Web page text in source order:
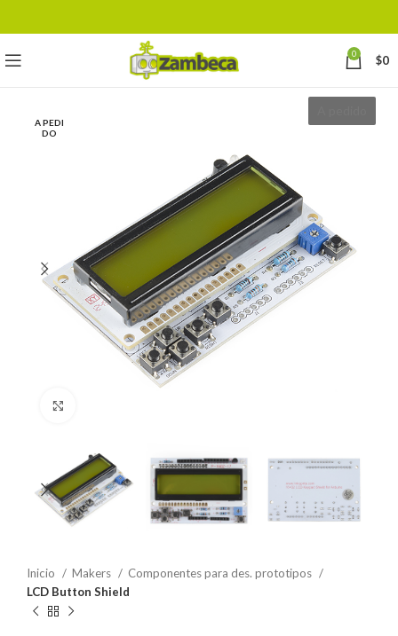
0 $0
A PEDI
DO
Inicio Makers
Componentes para des. prototipos
LCD Button Shield